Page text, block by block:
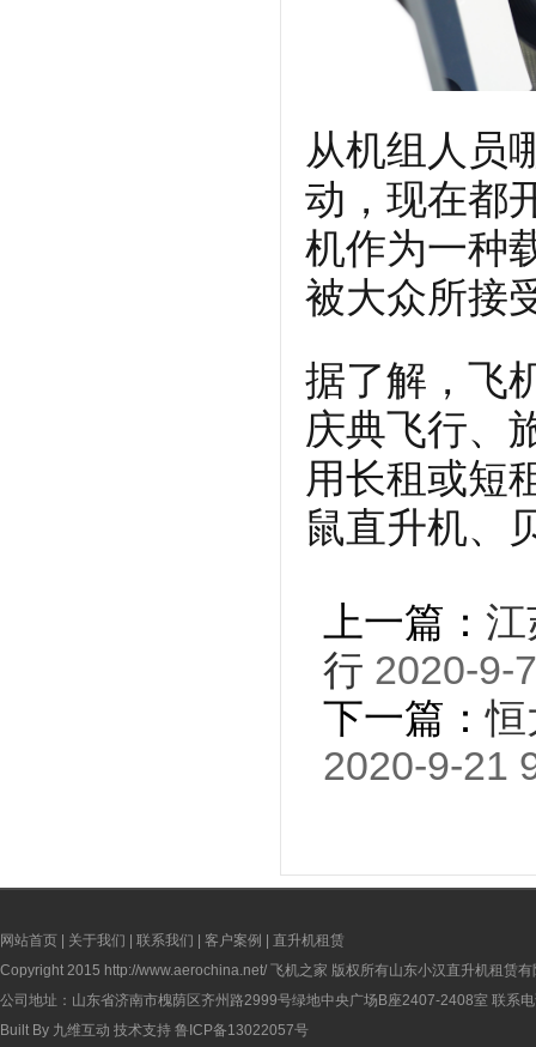
从机组人员
动，现在都
机作为一种
被大众所接
据了解，飞
庆典飞行、
用长租或短
鼠直升机、
上一篇： 江
行 2020-9-
下一篇：恒
2020-9-21
网站首页 关于我们 联系我们 客户案例
直升机租赁
Copyright 2015 http://www.aerochina.net/ 飞机之家 版权所有山东小汉直升机租赁有
公司地址：山东省济南市槐荫区齐州路2999号绿地中央广场B座2407-2408室 联系
Built By 九维互动 技术支持 鲁ICP备13022057号